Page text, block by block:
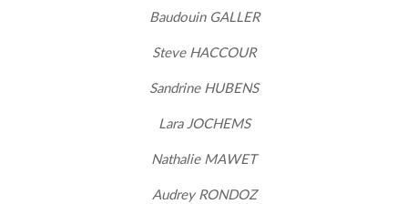
Baudouin GALLER
Steve HACCOUR
Sandrine HUBENS
Lara JOCHEMS
Nathalie MAWET
Audrey RONDOZ